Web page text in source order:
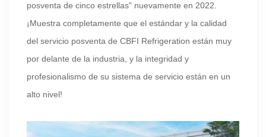
posventa de cinco estrellas" nuevamente en 2022.
¡Muestra completamente que el estándar y la calidad
del servicio posventa de CBFI Refrigeration están muy
por delante de la industria, y la integridad y
profesionalismo de su sistema de servicio están en un
alto nivel!